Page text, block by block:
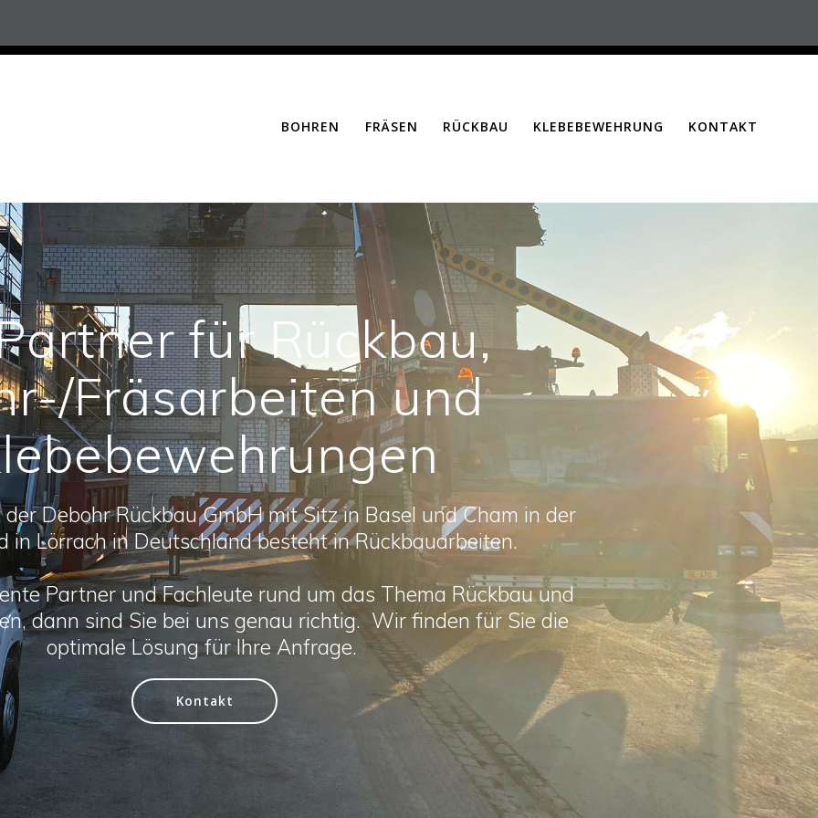
BOHREN FRÄSEN RÜCKBAU KLEBEBEWEHRUNG KONTAKT
für Rückbau,
Fräsarbeiten und
Debohr Rückbau GmbH mit Sitz in Basel und Cham in der
in Lörrach in Deutschland besteht in Rückbauarbeiten.
Partner und Fachleute rund um das Thema Rückbau und
dann sind Sie bei uns genau richtig. Wir finden für Sie die
optimale Lösung für Ihre Anfrage.
Kontakt